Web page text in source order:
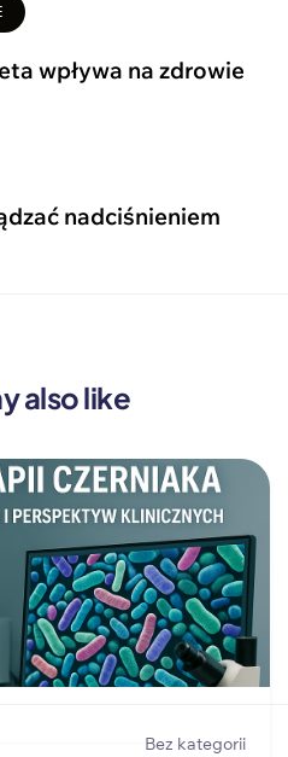
wpływa na zdrowie
nadciśnieniem
also like
Bez kategorii